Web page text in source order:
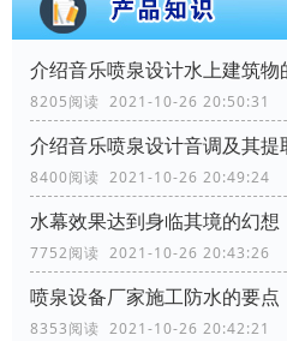
介绍音乐喷泉设计水上建筑
8205阅读 2021-10-26 20:50:31
介绍音乐喷泉设计音调及其提
8400阅读 2021-10-26 20:49:24
水幕效果达到身临其境的幻想
7752阅读 2021-10-26 20:43:26
喷泉设备厂家施工防水的要点
8353阅读 2021-10-26 20:42:21